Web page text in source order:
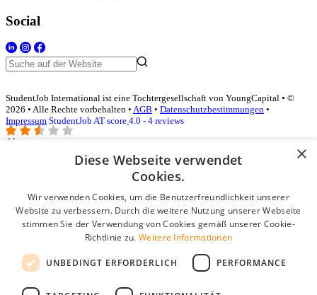
Social
StudentJob International ist eine Tochtergesellschaft von YoungCapital • ©
2026 • Alle Rechte vorbehalten • AGB • Datenschutzbestimmungen •
Impressum StudentJob AT score 4.0 - 4 reviews
Login für Unternehmen
E-Mail*
Passwort
Angemeldet bleiben
Passwort vergessen?
×
Diese Webseite verwendet
Cookies.
Wir verwenden Cookies, um die Benutzerfreundlichkeit unserer
Website zu verbessern. Durch die weitere Nutzung unserer Webseite
stimmen Sie der Verwendung von Cookies gemäß unserer Cookie-
Richtlinie zu. Weitere Informationen
UNBEDINGT ERFORDERLICH PERFORMANCE